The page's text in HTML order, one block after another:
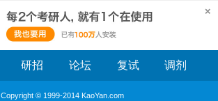
研招 论坛 复试 调剂
Copyright © 1999-2014 KaoYan.com